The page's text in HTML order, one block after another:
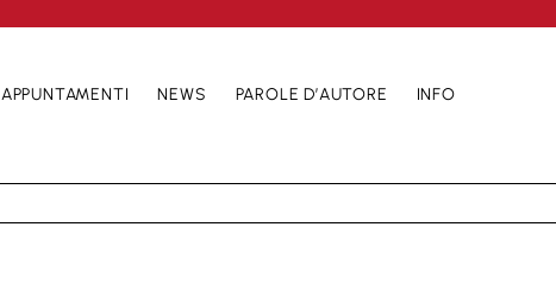
APPUNTAMENTI NEWS PAROLE D’AUTORE INFO